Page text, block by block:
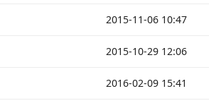
2015-11-06 10:47
2015-10-29 12:06
2016-02-09 15:41